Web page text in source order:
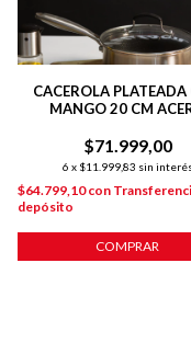
CACEROLA PLATEADA
MANGO 20 CM
ANTIADHERENTE
$71.999,00
6 x $11.999,83 sin
$64.799,10con
depósito
COMPRAR